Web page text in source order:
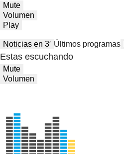
Mute
Volumen
Play
Noticias en 3′ Últimos programas
Estas escuchando
Mute
Volumen